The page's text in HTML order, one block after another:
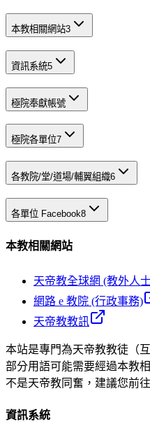
本教相關網站3
資訊系統5
極院奉獻帳號
極院各單位7
各教院/堂/道場/輔翼組織6
各單位 Facebook8
本教相關網站
天帝教全球網 (教外人
網路 e 教院 (行政事務)
天帝教教訊
本站是專門為天帝教教徒（
部分用語可能需要經過本教
不是天帝教同奮，建議您前往
資訊系統